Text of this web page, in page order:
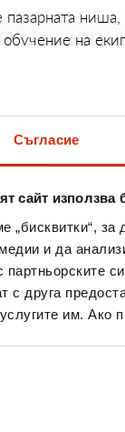
Съгласие
сайт използва
„бисквитки“,
и да
партньорските
с друга
им. Ако
пазарната
на
и
в
на високи
към